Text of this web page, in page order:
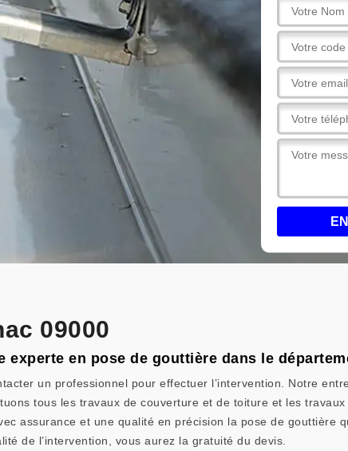
09000
en pose de gouttière dans le
un professionnel pour effectuer l’intervention. Notre
tous les travaux de couverture et de toiture et les
assurance et une qualité en précision la pose de gouttière
de l’intervention, vous aurez la gratuité du devis.